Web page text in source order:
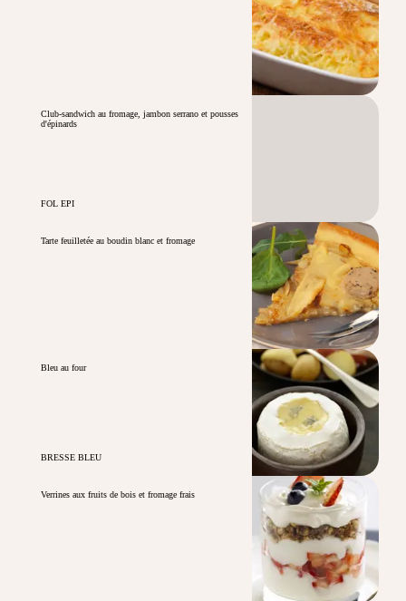
Club-sandwich au fromage, jambon serrano et pousses
d'épinards
FOL EPI
Tarte feuilletée au boudin blanc et fromage
Bleu au four
BRESSE BLEU
Verrines aux fruits de bois et fromage frais